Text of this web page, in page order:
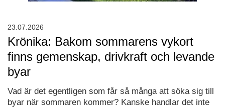
Krönika: Bakom sommarens vykort
finns gemenskap, drivkraft och levande
byar
Vad är det egentligen som får så många att söka sig till
byar när sommaren kommer? Kanske handlar det inte
23.07.2026